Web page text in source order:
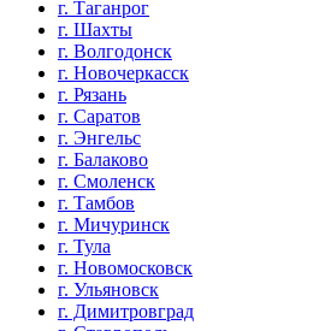
г. Таганрог
г. Шахты
г. Волгодонск
г. Новочеркасск
г. Рязань
г. Саратов
г. Энгельс
г. Балаково
г. Смоленск
г. Тамбов
г. Мичуринск
г. Тула
г. Новомосковск
г. Ульяновск
г. Димитровград